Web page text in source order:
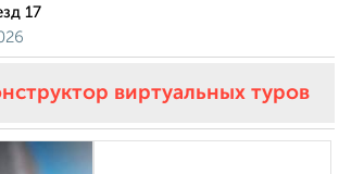
17
виртуальных туров